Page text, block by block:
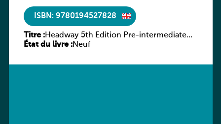
ISBN: 9780194527828
Titre :Headway 5th Edition Pre-intermediate
Culture and Literature Companion
État du livre :Neuf